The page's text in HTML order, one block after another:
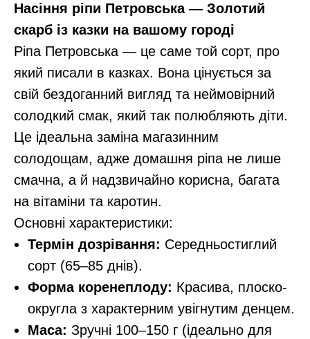
Насіння ріпи Петровська — Золотий
скарб із казки на вашому городі
Ріпа Петровська — це саме той сорт, про
який писали в казках. Вона цінується за
свій бездоганний вигляд та неймовірний
солодкий смак, який так полюбляють діти.
Це ідеальна заміна магазинним
солодощам, адже домашня ріпа не лише
смачна, а й надзвичайно корисна, багата
на вітаміни та каротин.
Основні характеристики:
Термін дозрівання: Середньостиглий
сорт (65–85 днів).
Форма коренеплоду: Красива, плоско-
округла з характерним увігнутим денцем.
Маса: Зручні 100–150 г (ідеально для